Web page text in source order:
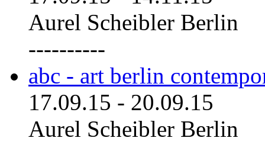
Aurel Scheibler Berlin
----------
abc - art berlin
17.09.15 - 20.09.15
Aurel Scheibler Berlin